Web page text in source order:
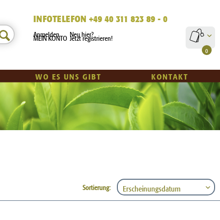
INFOTELEFON +49 40 311 823 89 - 0
Anmelden
MEIN KONTO
Neu hier?
Jetzt registrieren!
0
WO ES UNS GIBT KONTAKT
Sortierung: